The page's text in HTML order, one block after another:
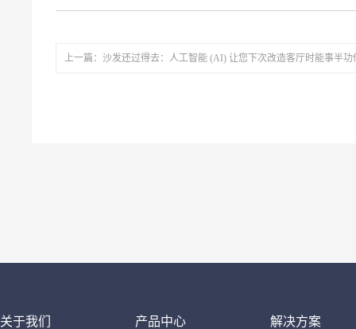
上一篇：沙发还过得去：人工智能 (AI) 让您下次改造客厅时能事半功
关于我们 产品中心 解决方案